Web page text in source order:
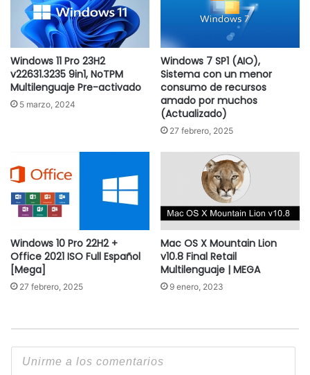
Windows 11 Pro 23H2
v22631.3235 9in1, NoTPM
Multilenguaje Pre-activado
5 marzo, 2024
Windows 7 SP1 (AIO),
Sistema con un menor
consumo de recursos
amado por muchos
(Actualizado)
27 febrero, 2025
Windows 10 Pro 22H2 +
Office 2021 ISO Full Español
[Mega]
27 febrero, 2025
Mac OS X Mountain Lion
v10.8 Final Retail
Multilenguaje | MEGA
9 enero, 2023